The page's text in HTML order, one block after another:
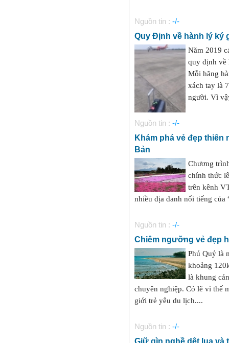
Nguồn tin : -/-
Quy Định về hành lý ký
Năm 2019
quy định về
Mỗi hãng
xách tay là
người. Vì
Nguồn tin : -/-
Khám phá vẻ đẹp thiên
Bản
Chương
chính thức
trên kênh
nhiều địa danh nổi tiếng của
Nguồn tin : -/-
Chiêm ngưỡng vẻ đẹp
Phú Quý là
khoảng
là khung
chuyên nghiệp. Có lẽ vì thế
giới trẻ yêu du lịch....
Nguồn tin : -/-
Giữ gìn nghề dệt lụa và